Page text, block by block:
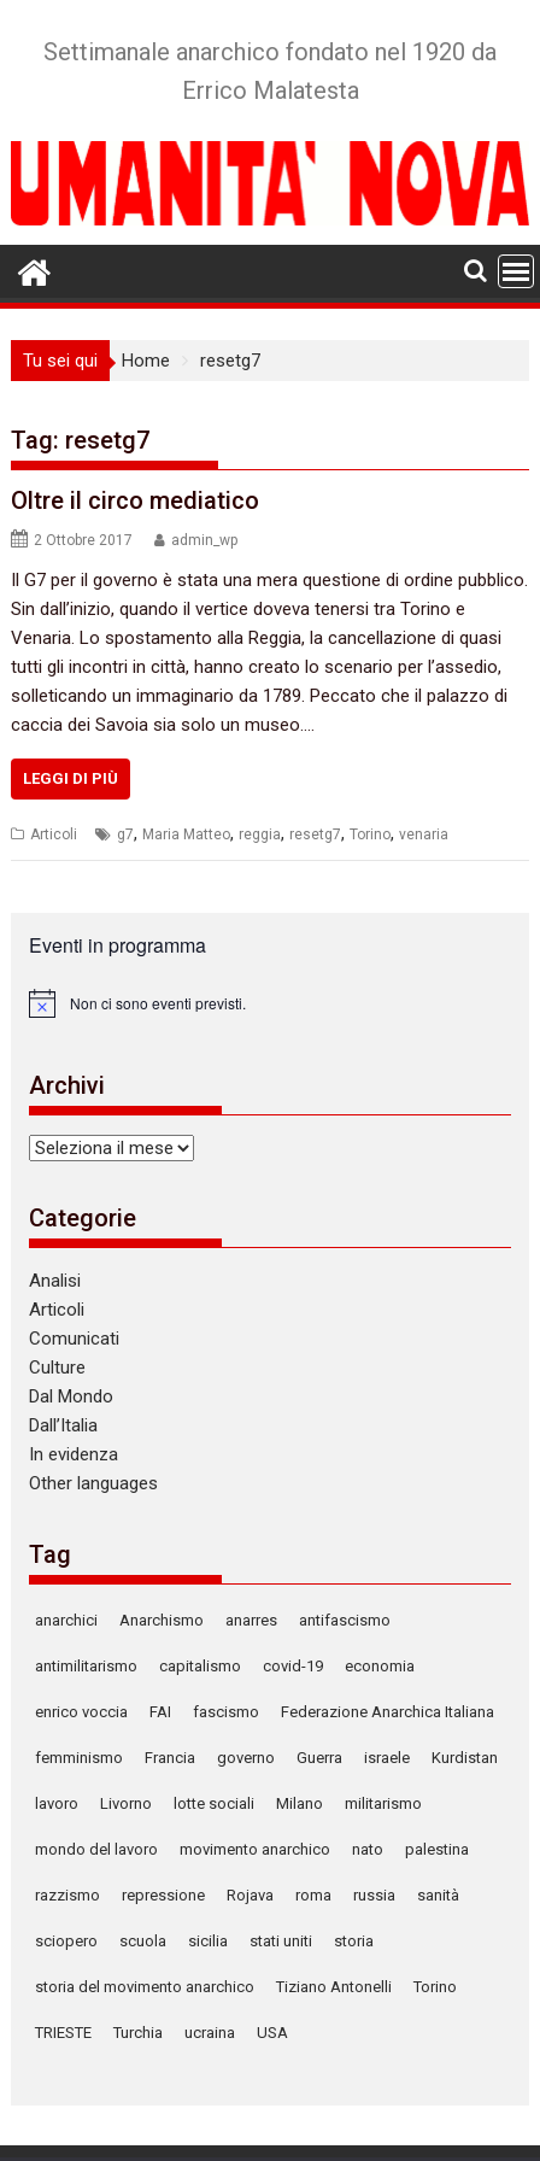
Settimanale anarchico fondato nel 1920 da
Errico Malatesta
Tu sei qui Home resetg7
Tag: resetg7
Oltre il circo mediatico
2 Ottobre 2017 admin_wp
Il G7 per il governo è stata una mera questione di ordine pubblico.
Sin dall’inizio, quando il vertice doveva tenersi tra Torino e
Venaria. Lo spostamento alla Reggia, la cancellazione di quasi
tutti gli incontri in città, hanno creato lo scenario per l’assedio,
solleticando un immaginario da 1789. Peccato che il palazzo di
caccia dei Savoia sia solo un museo.…
LEGGI DI PIÙ
Articoli g7, Maria Matteo, reggia, resetg7,Torino,venaria
Eventi in programma
N
c
e
Non ci sono eventi previsti.
Archivi
Archivi
Categorie
Analisi
Articoli
Comunicati
Culture
Dal Mondo
Dall’Italia
In evidenza
Other languages
Tag
anarchici Anarchismo anarres antifascismo
antimilitarismo capitalismo covid-19 economia
enrico voccia FAI fascismo Federazione Anarchica Italiana
femminismo Francia governo Guerra israele Kurdistan
lavoro Livorno lotte sociali Milano militarismo
mondo del lavoro movimento anarchico nato palestina
razzismo repressione Rojava roma russia sanità
sciopero scuola sicilia stati uniti storia
storia del movimento anarchico Tiziano Antonelli Torino
TRIESTE Turchia ucraina USA